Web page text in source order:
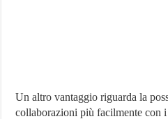
Un altro vantaggio riguarda la
collaborazioni più facilmente con